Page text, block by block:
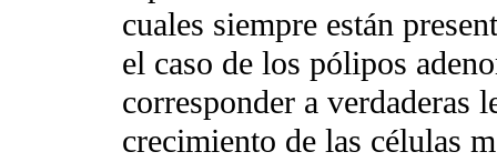
cuales siempre están
el caso de los pólipos
corresponder a verdaderas
crecimiento de las células